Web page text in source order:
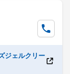
ジェルクリー